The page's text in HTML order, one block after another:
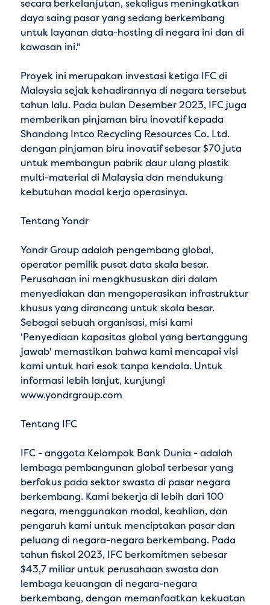
secara berkelanjutan, sekaligus meningkatkan
daya saing pasar yang sedang berkembang
untuk layanan data-hosting di negara ini dan di
kawasan ini."
Proyek ini merupakan investasi ketiga IFC di
Malaysia sejak kehadirannya di negara tersebut
tahun lalu. Pada bulan Desember 2023, IFC juga
memberikan pinjaman biru inovatif kepada
Shandong Intco Recycling Resources Co. Ltd.
dengan pinjaman biru inovatif sebesar $70 juta
untuk membangun pabrik daur ulang plastik
multi-material di Malaysia dan mendukung
kebutuhan modal kerja operasinya.
Tentang Yondr
Yondr Group adalah pengembang global,
operator pemilik pusat data skala besar.
Perusahaan ini mengkhususkan diri dalam
menyediakan dan mengoperasikan infrastruktur
khusus yang dirancang untuk skala besar.
Sebagai sebuah organisasi, misi kami
'Penyediaan kapasitas global yang bertanggung
jawab' memastikan bahwa kami mencapai visi
kami untuk hari esok tanpa kendala. Untuk
informasi lebih lanjut, kunjungi
www.yondrgroup.com
Tentang IFC
IFC - anggota Kelompok Bank Dunia - adalah
lembaga pembangunan global terbesar yang
berfokus pada sektor swasta di pasar negara
berkembang. Kami bekerja di lebih dari 100
negara, menggunakan modal, keahlian, dan
pengaruh kami untuk menciptakan pasar dan
peluang di negara-negara berkembang. Pada
tahun fiskal 2023, IFC berkomitmen sebesar
$43,7 miliar untuk perusahaan swasta dan
lembaga keuangan di negara-negara
berkembang, dengan memanfaatkan kekuatan